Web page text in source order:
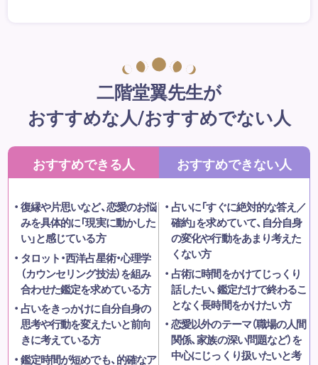
二階堂翼先生が
おすすめな人/おすすめでない人
おすすめできる人
復縁や片思いなど、恋愛のお悩
みを具体的に「現実に動かした
い」と感じている方
タロット・西洋占星術・心理学
（カウンセリング技法）を組み
合わせた鑑定を求めている方
占いをきっかけに自分自身の
思考や行動を変えたいと前向
きに考えている方
鑑定時間が短めでも、的確なア
おすすめできない人
占いに「すぐに絶対的な答え／
確約」を求めていて、自分自身
の変化や行動をあまり考えた
くない方
占術に時間をかけてじっくり
話したい、鑑定だけで終わるこ
となく長時間をかけたい方
恋愛以外のテーマ（職場の人間
関係、家族の深い問題など）を
中心にじっくり扱いたいと考